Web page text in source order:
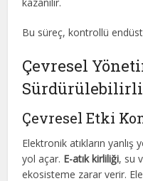
Bu süreç, kontrollü
Çevresel
Çevresel Etki
Elektronik atıkların
yol açar. E-atık kirliliği, su
ekosisteme zarar verir.